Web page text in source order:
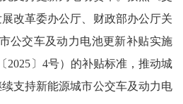
改革委办公厅、财政部办公厅关
公交车及动力电池更新补贴实施
2025〕4号）的补贴标准，推动城
支持新能源城市公交车及动力电